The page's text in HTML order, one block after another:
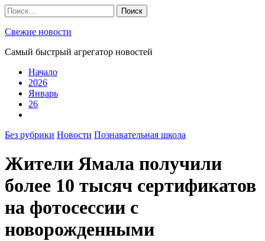
Skip
to
content
Найти:
Свежие новости
Самый быстрый агрегатор новостей
Начало
2026
Январь
26
Без рубрики Новости Познавательная школа
Жители Ямала получили
более 10 тысяч сертификатов
на фотосессии с
новорожденными